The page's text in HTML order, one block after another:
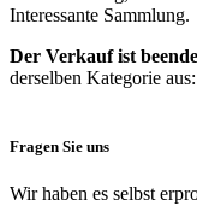
Interessante Sammlung.
Der Verkauf ist
derselben Kategorie aus:
Fragen Sie uns
Wir haben es selbst